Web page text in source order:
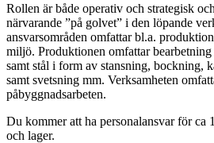
Rollen är både operativ och strategisk
närvarande ”på golvet” i den löpande
ansvarsområden omfattar bl.a.
miljö. Produktionen omfattar
samt stål i form av stansning, bockning,
samt svetsning mm. Verksamheten
påbyggnadsarbeten.
Du kommer att ha personalansvar för ca
och lager.